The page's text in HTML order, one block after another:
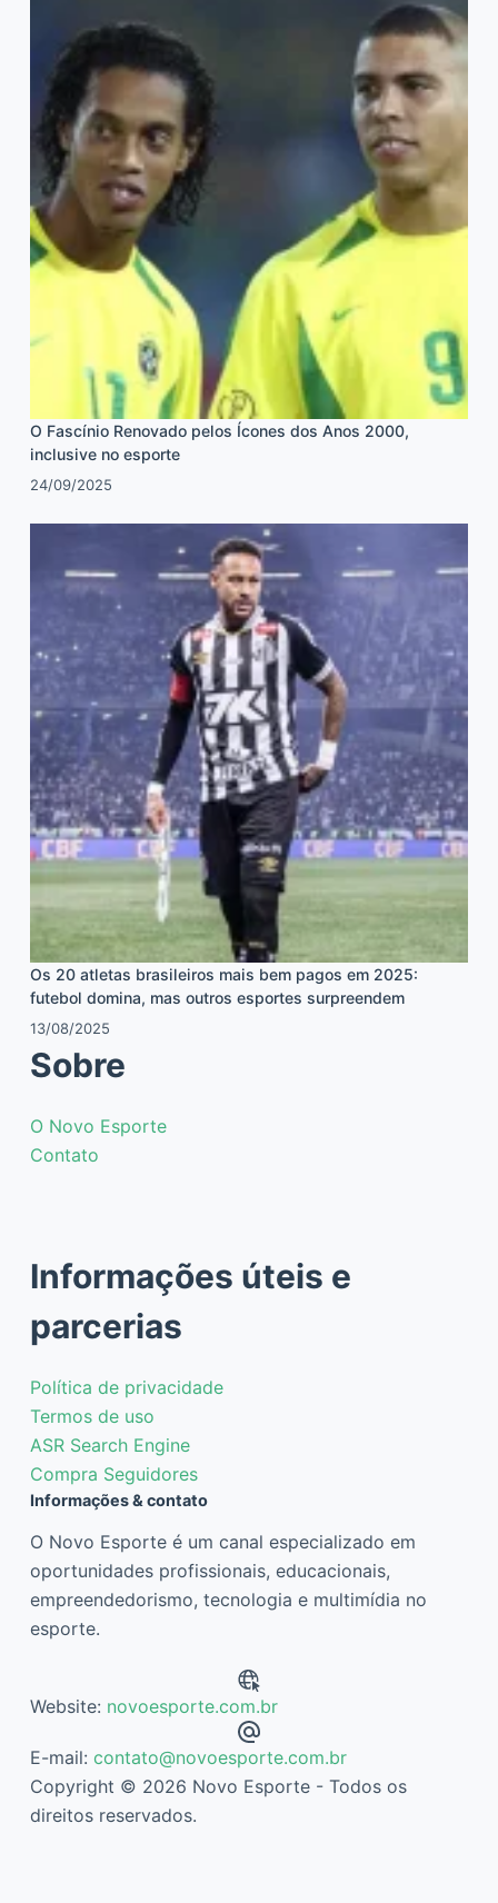
O Fascínio Renovado pelos Ícones dos Anos 2000,
inclusive no esporte
24/09/2025
Os 20 atletas brasileiros mais bem pagos em 2025:
futebol domina, mas outros esportes surpreendem
13/08/2025
Sobre
O Novo Esporte
Contato
Informações úteis e
parcerias
Política de privacidade
Termos de uso
ASR Search Engine
Compra Seguidores
Informações & contato
O Novo Esporte é um canal especializado em
oportunidades profissionais, educacionais,
empreendedorismo, tecnologia e multimídia no
esporte.
Website: novoesporte.com.br
E-mail: contato@novoesporte.com.br
Copyright © 2026 Novo Esporte - Todos os
direitos reservados.